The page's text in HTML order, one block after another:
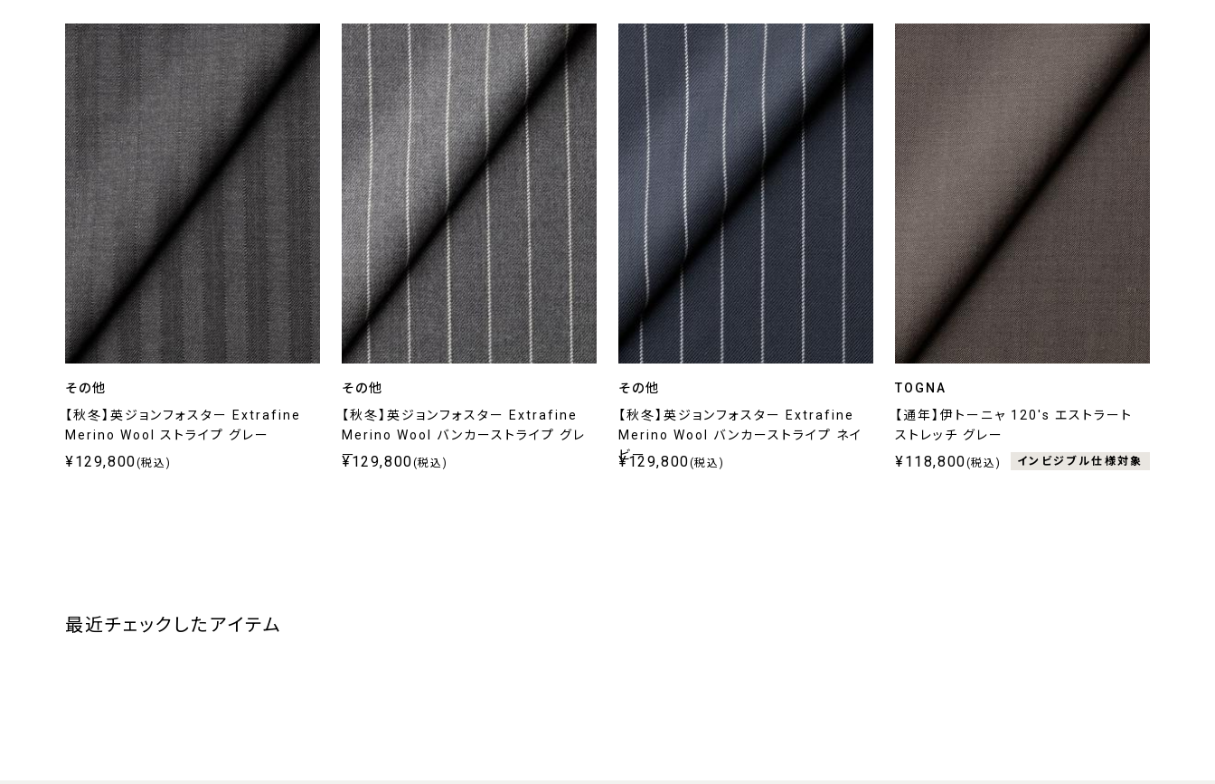
その他
【秋冬】英ジョンフォスター Extrafine
Merino Wool ストライプ グレー
¥129,800(税込)
その他
【秋冬】英ジョンフォスター Extrafine
Merino Wool バンカーストライプ グレ
ー
¥129,800(税込)
その他
【秋冬】英ジョンフォスター Extrafine
Merino Wool バンカーストライプ ネイ
ビー
¥129,800(税込)
TOGNA
【通年】伊トーニャ 120's エストラート
ストレッチ グレー
¥118,800(税込) インビジブル仕様対象
最近チェックしたアイテム